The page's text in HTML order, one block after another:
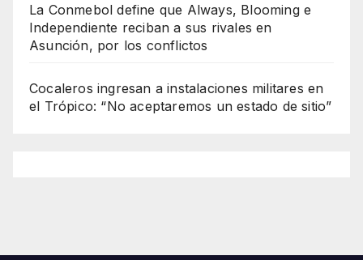
La Conmebol define que Always, Blooming e
Independiente reciban a sus rivales en
Asunción, por los conflictos
Cocaleros ingresan a instalaciones militares en
el Trópico: “No aceptaremos un estado de sitio”